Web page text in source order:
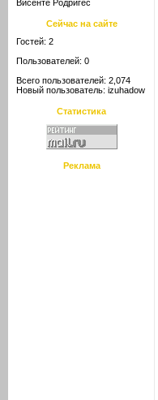
Висенте Родригес
Сейчас на сайте
Гостей: 2
Пользователей: 0
Всего пользователей: 2,074
Новый пользователь: izuhadow
Статистика
Реклама